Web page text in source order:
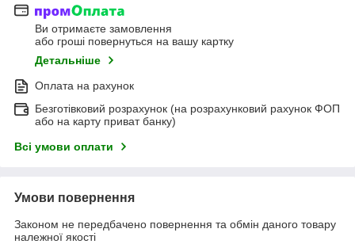
Ви отримаєте замовлення
або гроші повернуться на вашу картку
Детальніше
Оплата на рахунок
Безготівковий розрахунок (на розрахунковий рахунок ФОП
або на карту приват банку)
Всі умови оплати
Умови повернення
Законом не передбачено повернення та обмін даного товару
належної якості